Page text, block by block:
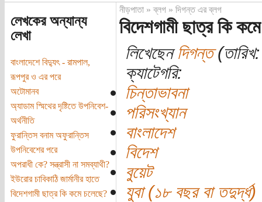
লেখকের অন্যান্য
লেখা
বাংলাদেশে বিদ্যুৎ - রামপাল,
রূপপুর ও এর পরে
অটোমানব
অ্যাডাম স্মিথের দৃষ্টিতে উপনিবেশ-
অর্থনীতি
ফুরান্তিস বনাম অফুরান্তিস
উপনিবেশের পরে
অপরাধী কে? সন্ত্রাসী না সমব্যাথী?
ইউরোর চাবিকাঠি জার্মানীর হাতে
বিদেশগামী ছাত্র কি কমে চলেছে?
নীড়পাতা»ব্লগ» দিগন্ত এর ব্লগ
বিদেশগামী ছাত্র কি
লিখেছেনদিগন্ত
ক্যাটেগরি:
চিন্তাভাবনা
পরিসংখ্যান
বাংলাদেশ
বিদেশ
বুয়েট
যুবা (১৮ বছর বা তদুর্দ্ধ)